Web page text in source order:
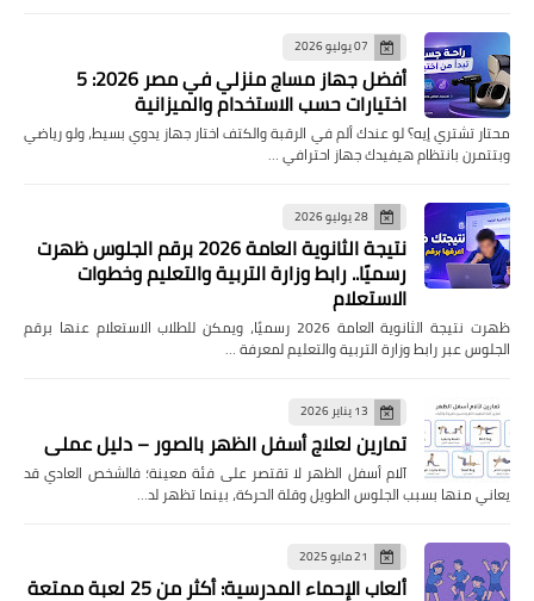
07 يوليو 2026
أفضل جهاز مساج منزلي في مصر 2026: 5
اختيارات حسب الاستخدام والميزانية
محتار تشتري إيه؟ لو عندك ألم في الرقبة والكتف اختار جهاز يدوي بسيط، ولو رياضي
وبتتمرن بانتظام هيفيدك جهاز احترافي …
28 يوليو 2026
نتيجة الثانوية العامة 2026 برقم الجلوس ظهرت
رسميًا.. رابط وزارة التربية والتعليم وخطوات
الاستعلام
ظهرت نتيجة الثانوية العامة 2026 رسميًا، ويمكن للطلاب الاستعلام عنها برقم
الجلوس عبر رابط وزارة التربية والتعليم لمعرفة …
13 يناير 2026
تمارين لعلاج أسفل الظهر بالصور – دليل عملي
آلام أسفل الظهر لا تقتصر على فئة معينة؛ فالشخص العادي قد
يعاني منها بسبب الجلوس الطويل وقلة الحركة، بينما تظهر لد…
21 مايو 2025
ألعاب الإحماء المدرسية: أكثر من 25 لعبة ممتعة